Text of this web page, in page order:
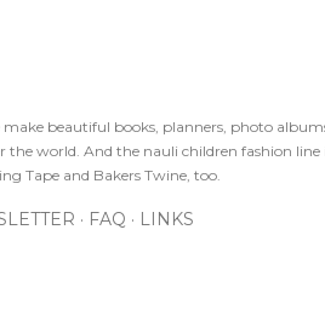
beautiful books, planners, photo
world. And the nauli children fashion line
Tape and Bakers Twine, too.
FAQ LINKS